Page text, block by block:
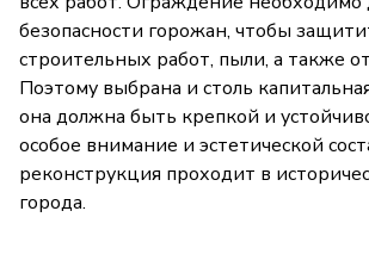
безопасности горожан, чтобы
строительных работ, пыли, а также
Поэтому выбрана и столь
она должна быть крепкой и
особое внимание и эстетической
реконструкция проходит в
города.